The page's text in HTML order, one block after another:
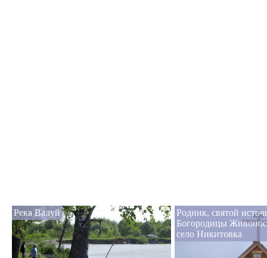
Река Валуй
Родник, святой
Богородицы
село Никитовка